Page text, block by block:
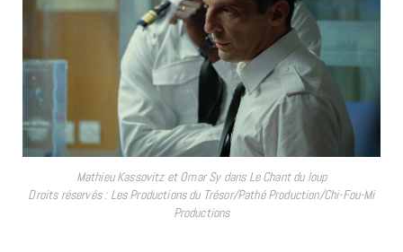
Mathieu Kassovitz et Omar Sy dans Le Chant du loup
Droits réservés : Les Productions du Trésor/Pathé Production/Chi-Fou-Mi
Productions